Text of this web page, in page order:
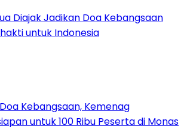
Diajak Jadikan Doa Kebangsaan
untuk Indonesia
Kebangsaan, Kemenag
untuk 100 Ribu Peserta di Monas